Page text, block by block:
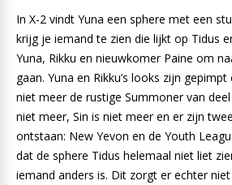
In X-2 vindt Yuna een sphere met een
krijg je iemand te zien die lijkt op Tidus
Yuna, Rikku en nieuwkomer Paine om
gaan. Yuna en Rikku’s looks zijn
niet meer de rustige Summoner van
niet meer, Sin is niet meer en er zijn
ontstaan: New Yevon en de Youth
dat de sphere Tidus helemaal niet liet
iemand anders is. Dit zorgt er echter